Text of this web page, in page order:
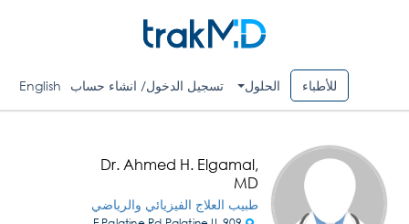
للأطباء الحلول تسجيل الدخول/ انشاء حساب English
Dr. Ahmed H. Elgamal,
MD
طبيب العلاج الفيزيائي والرياضي